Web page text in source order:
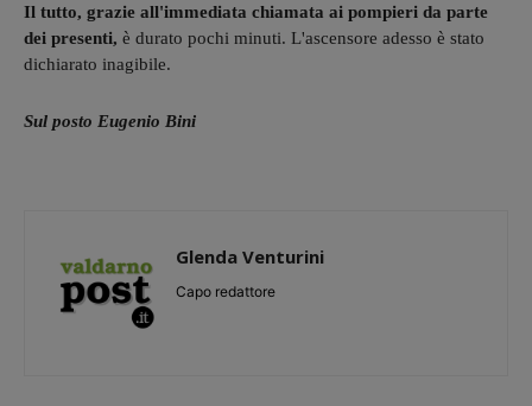
Il tutto, grazie all'immediata chiamata ai pompieri da parte
dei presenti, è durato pochi minuti. L'ascensore adesso è stato
dichiarato inagibile.
Sul posto Eugenio Bini
Glenda Venturini
Capo redattore